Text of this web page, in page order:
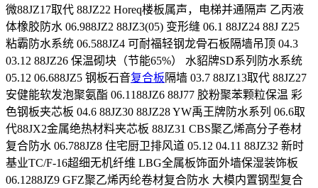
微88JZ17取代 88JZ22 Horeq楼板属声，电梯并通隔声 乙丙液
体橡胶防水 06.988JZ2 88JZ3(05) 变形缝 06.1 88JZ24 88J Z25
粘霸防水系统 06.588JZ4 可耐福轻钢龙骨石板隔墙吊顶 04.3
03.12 88JZ26 保温砌块（节能65%） 水貂牌SD系列防水系统
05.12 06.688JZ5 钢板石音复合板隔墙 03.7 88JZ13取代 88JZ27
安健能软发泡聚氨酯 06.1188JZ6 88J77 胶粉聚苯颗粒保温 彩
色钢板夹芯板 04.6 88JZ30 88JZ28 YW禹王牌防水系列 06.6取
代88JX2金属绝热材料夹芯板 88JZ31 CBS聚乙烯高分子卷材
复合防水 06.788JZ8 住宅厨卫排风道 05.12 04.11 88JZ32 新时
基业TC/F-16超细无机纤维 LBG全属板饰面外墙保湿装饰板
06.1288JZ9 GFZ聚乙烯丙纶卷材复合防水 大模内置钢型复合